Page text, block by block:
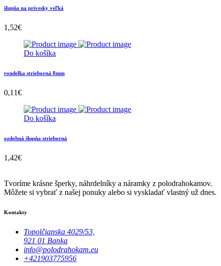
šlupňa na prívesky veľká
1,52€
Do košíka
rondelka strieborná 8mm
0,11€
Do košíka
ozdobná šlupňa strieborná
1,42€
Tvoríme krásne šperky, náhrdelníky a náramky z polodrahokamov.
Môžete si vybrať z našej ponuky alebo si vyskladať vlastný už dnes.
Kontakty
Topolčianska 4029/53,
921 01 Banka
info@polodrahokam.eu
+421903775956